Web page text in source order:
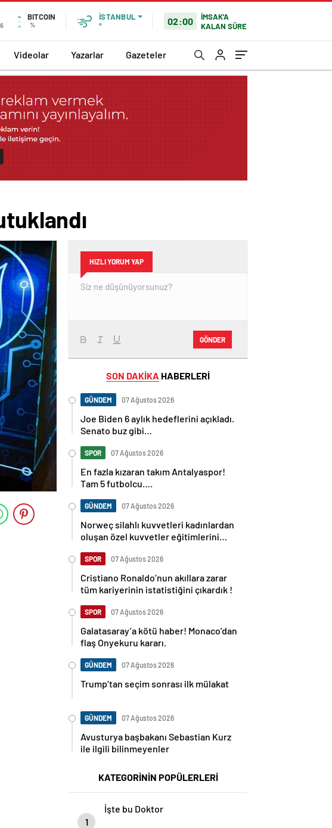
BITCOIN
%
İSTANBUL
°
02:00
İMSAK'A
KALAN SÜRE
Videolar Yazarlar Gazeteler
HIZLI YORUM YAP
GÖNDER
SON DAKİKA HABERLERİ
GÜNDEM 07 Ağustos 2026
Joe Biden 6 aylık hedeflerini açıkladı.
Senato buz gibi…
SPOR 07 Ağustos 2026
En fazla kızaran takım Antalyaspor!
Tam 5 futbolcu….
GÜNDEM 07 Ağustos 2026
Norweç silahlı kuvvetleri kadınlardan
oluşan özel kuvvetler eğitimlerini
SPOR 07 Ağustos 2026
Cristiano Ronaldo’nun akıllara zarar
tüm kariyerinin istatistiğini çıkardık !
SPOR 07 Ağustos 2026
Galatasaray’a kötü haber! Monaco’dan
flaş Onyekuru kararı.
GÜNDEM 07 Ağustos 2026
Trump’tan seçim sonrası ilk mülakat
GÜNDEM 07 Ağustos 2026
Avusturya başbakanı Sebastian Kurz
ile ilgili bilinmeyenler
KATEGORİNİN POPÜLERLERİ
1
İşte bu Doktor